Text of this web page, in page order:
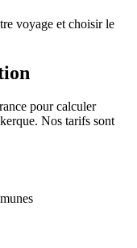
voyage et choisir le
pour calculer
Nos tarifs sont